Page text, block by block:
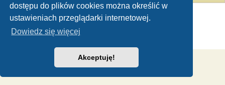
dostępu do plików cookies można określić w
ustawieniach przeglądarki internetowej.
Dowiedz się więcej
Akceptuję!
Technologię dostarczaphpBB® Forum Software © phpBB Limited
Polski pakiet językowy dostarcza